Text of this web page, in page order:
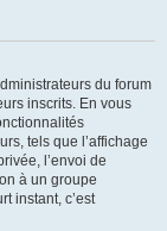
du forum
inscrits. En vous
tels que l’affichage
l’envoi de
à un groupe
instant, c’est